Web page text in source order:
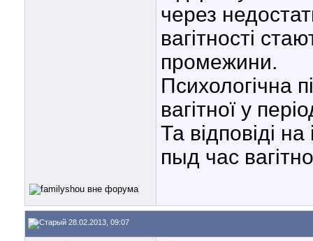
через
вагітності
промежини.
Психологічна
вагітної у
Та відповіді
пыд час
28.02.2013, 09:07